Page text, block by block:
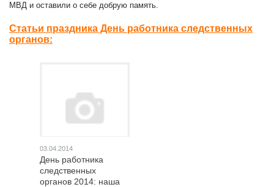
МВД и оставили о себе добрую память.
Статьи праздника День работника следственных
органов:
03.04.2014
День работника
следственных
органов 2014: наша